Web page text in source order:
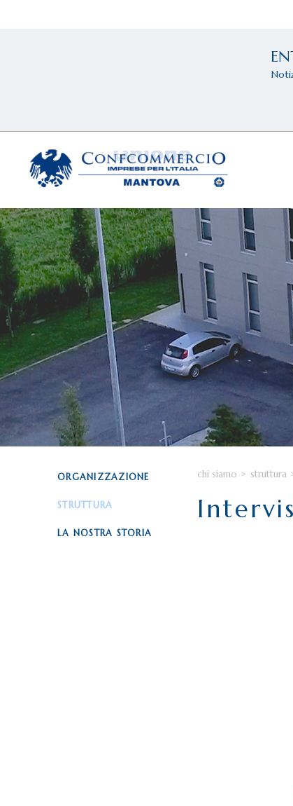
ORGANIZZAZIONE
STRUTTURA
LA NOSTRA STORIA
chi siamo > struttura